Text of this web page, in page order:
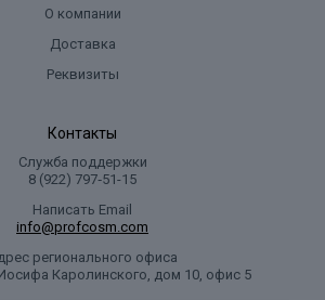
О компании
Доставка
Реквизиты
Контакты
Служба поддержки
8 (922) 797‑51-15
Написать Email
info@profcosm.com
регионального офиса
Иосифа Каролинского, дом 10, офис 5